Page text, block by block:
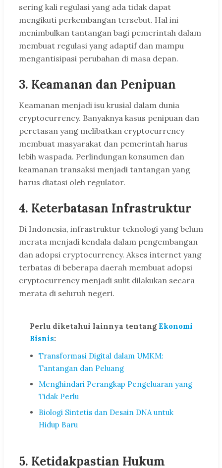
sering kali regulasi yang ada tidak dapat
mengikuti perkembangan tersebut. Hal ini
menimbulkan tantangan bagi pemerintah dalam
membuat regulasi yang adaptif dan mampu
mengantisipasi perubahan di masa depan.
3. Keamanan dan Penipuan
Keamanan menjadi isu krusial dalam dunia
cryptocurrency. Banyaknya kasus penipuan dan
peretasan yang melibatkan cryptocurrency
membuat masyarakat dan pemerintah harus
lebih waspada. Perlindungan konsumen dan
keamanan transaksi menjadi tantangan yang
harus diatasi oleh regulator.
4. Keterbatasan Infrastruktur
Di Indonesia, infrastruktur teknologi yang belum
merata menjadi kendala dalam pengembangan
dan adopsi cryptocurrency. Akses internet yang
terbatas di beberapa daerah membuat adopsi
cryptocurrency menjadi sulit dilakukan secara
merata di seluruh negeri.
Perlu diketahui lainnya tentang Ekonomi
Bisnis:
Transformasi Digital dalam UMKM:
Tantangan dan Peluang
Menghindari Perangkap Pengeluaran yang
Tidak Perlu
Biologi Sintetis dan Desain DNA untuk
Hidup Baru
5. Ketidakpastian Hukum